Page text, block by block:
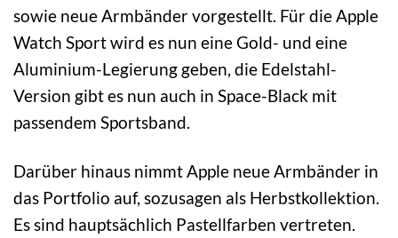
sowie neue Armbänder vorgestellt. Für die Apple
Watch Sport wird es nun eine Gold- und eine
Aluminium-Legierung geben, die Edelstahl-
Version gibt es nun auch in Space-Black mit
passendem Sportsband.
Darüber hinaus nimmt Apple neue Armbänder in
das Portfolio auf, sozusagen als Herbstkollektion.
Es sind hauptsächlich Pastellfarben vertreten.